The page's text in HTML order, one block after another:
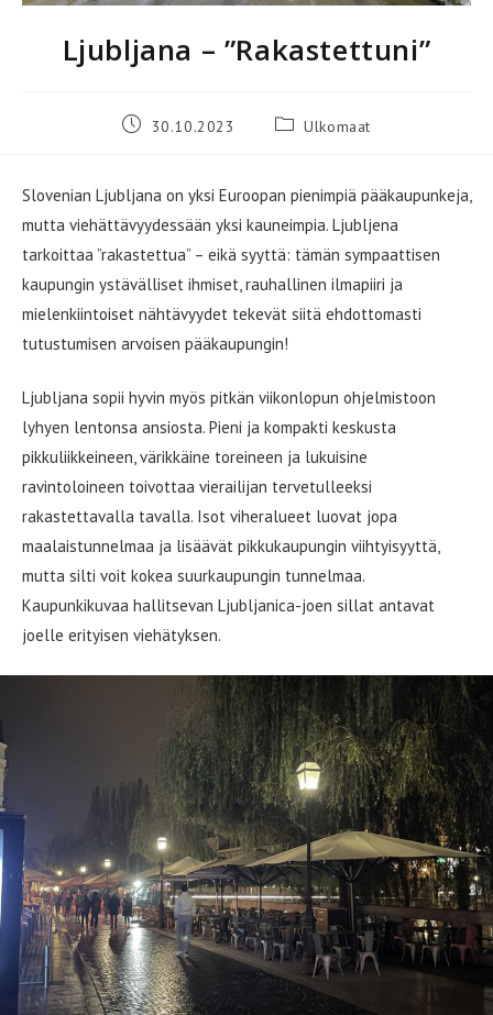
Ljubljana – ”Rakastettuni”
Artikkeli30.10.2023
Artikkelin
Ulkomaat
Slovenian Ljubljana on yksi Euroopan pienimpiä pääkaupunkeja,
mutta viehättävyydessään yksi kauneimpia. Ljubljena
tarkoittaa ”rakastettua” – eikä syyttä: tämän sympaattisen
kaupungin ystävälliset ihmiset, rauhallinen ilmapiiri ja
mielenkiintoiset nähtävyydet tekevät siitä ehdottomasti
tutustumisen arvoisen pääkaupungin!
Ljubljana sopii hyvin myös pitkän viikonlopun ohjelmistoon
lyhyen lentonsa ansiosta. Pieni ja kompakti keskusta
pikkuliikkeineen, värikkäine toreineen ja lukuisine
ravintoloineen toivottaa vierailijan tervetulleeksi
rakastettavalla tavalla. Isot viheralueet luovat jopa
maalaistunnelmaa ja lisäävät pikkukaupungin viihtyisyyttä,
mutta silti voit kokea suurkaupungin tunnelmaa.
Kaupunkikuvaa hallitsevan Ljubljanica-joen sillat antavat
joelle erityisen viehätyksen.